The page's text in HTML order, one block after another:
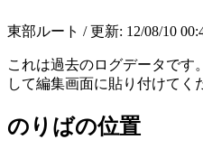
東部ルート / 更新: 12/08/10
これは過去のログデータです
して編集画面に貼り付けてく
のりばの位置